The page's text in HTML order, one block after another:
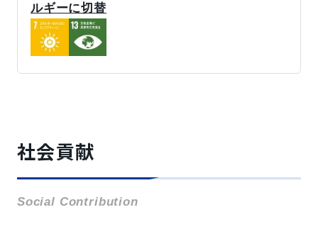
ルギーに切替
社会貢献
Social Contribution